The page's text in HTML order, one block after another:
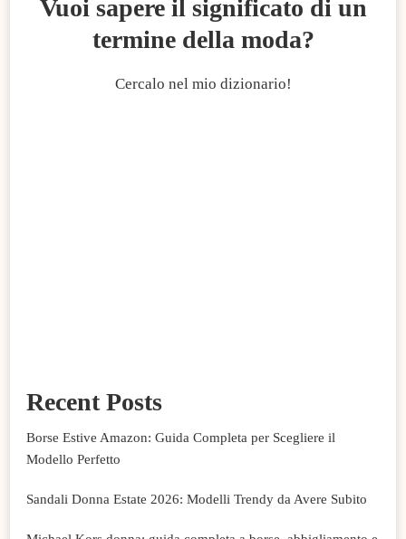
Vuoi sapere il significato di un
termine della moda?
Cercalo nel mio dizionario!
Recent Posts
Borse Estive Amazon: Guida Completa per Scegliere il
Modello Perfetto
Sandali Donna Estate 2026: Modelli Trendy da Avere Subito